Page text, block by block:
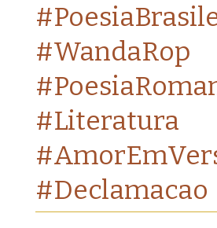
#WandaRop
#Literatura
#Declamacao